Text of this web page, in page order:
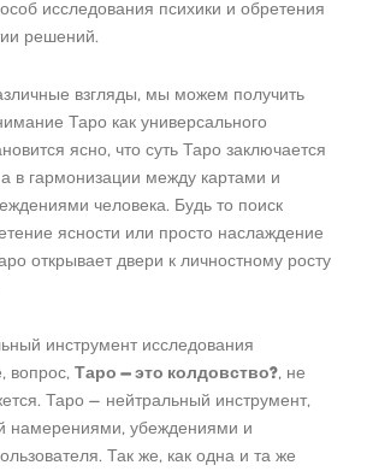
исследования психики и обретения
решений.
взгляды, мы можем получить
Таро как универсального
ясно, что суть Таро заключается
а в гармонизации между картами и
человека. Будь то поиск
ясности или просто наслаждение
открывает двери к личностному росту
инструмент исследования
вопрос, Таро — это колдовство?, не
Таро — нейтральный инструмент,
намерениями, убеждениями и
Так же, как одна и та же